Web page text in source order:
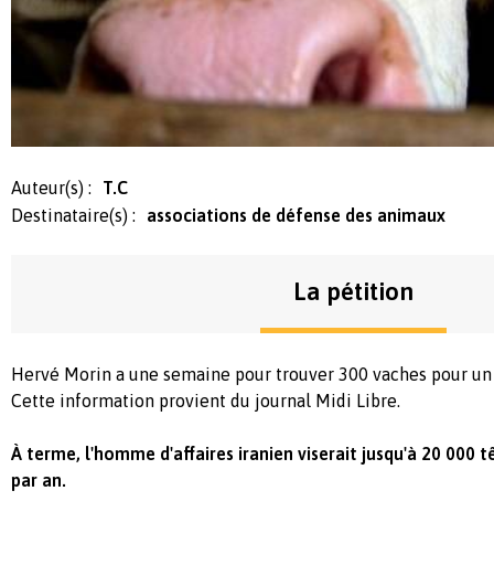
Auteur(s) :
T.C
Destinataire(s) :
associations de défense des animaux
La pétition
Hervé Morin a une semaine pour trouver 300 vaches pour
Cette information provient du journal Midi Libre.
À terme, l'homme d'affaires iranien viserait jusqu'à 20 000
par an.